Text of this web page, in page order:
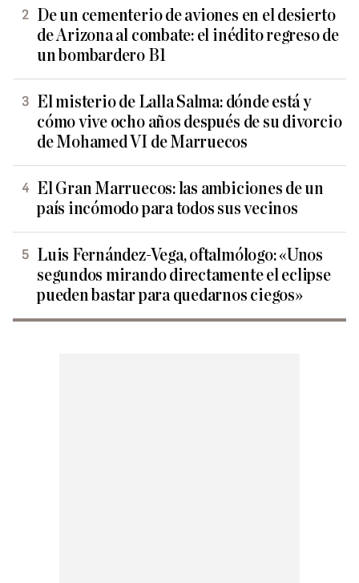
De un cementerio de aviones en el desierto
de Arizona al combate: el inédito regreso de
un bombardero B1
El misterio de Lalla Salma: dónde está y
cómo vive ocho años después de su divorcio
de Mohamed VI de Marruecos
El Gran Marruecos: las ambiciones de un
país incómodo para todos sus vecinos
Luis Fernández-Vega, oftalmólogo: «Unos
segundos mirando directamente el eclipse
pueden bastar para quedarnos ciegos»